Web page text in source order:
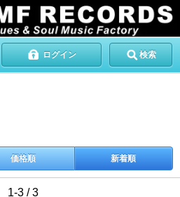
ログイン 検索
価格順 新着順
1-3 / 3